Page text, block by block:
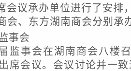
会议承办单位进行了安排
会、东方湖南商会分别承
事会
监事会在湖南商会八楼
席会议。会议讨论并一